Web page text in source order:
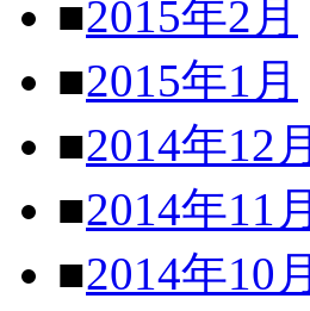
■2015年2月
■2015年1月
■2014年12月
■2014年11月
■2014年10月